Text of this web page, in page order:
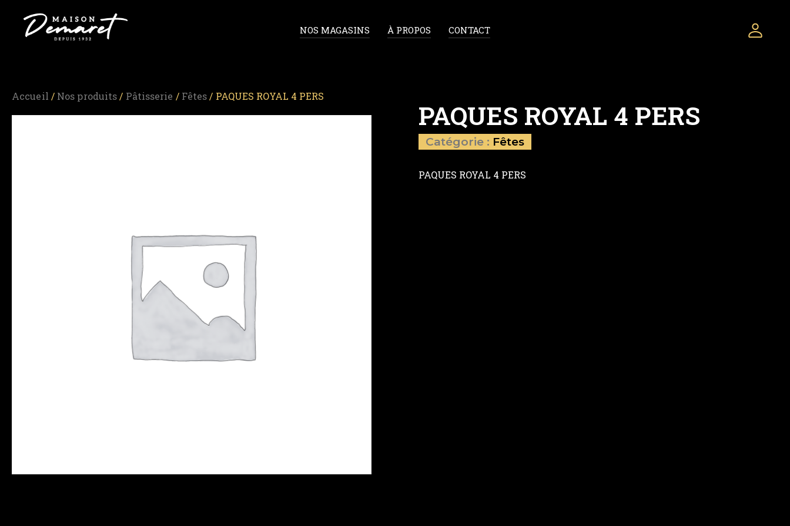
NOS MAGASINS À PROPOS CONTACT
Accueil / Nos produits/ Pâtisserie / Fêtes/ PAQUES ROYAL 4 PERS
PAQUES ROYAL 4 PERS
Catégorie : Fêtes
PAQUES ROYAL 4 PERS